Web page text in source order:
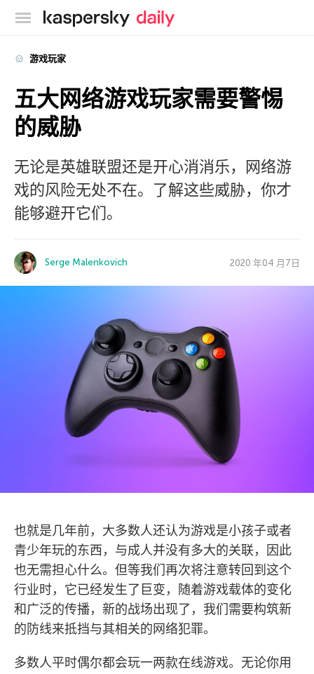
卡巴斯基官方博客
游戏玩家
五大网络游戏玩家需要警惕
的威胁
无论是英雄联盟还是开心消消乐，网络游
戏的风险无处不在。了解这些威胁，你才
能够避开它们。
Serge Malenkovich 2020 年04 月7日
也就是几年前，大多数人还认为游戏是小孩子或者
青少年玩的东西，与成人并没有多大的关联，因此
也无需担心什么。但等我们再次将注意转回到这个
行业时，它已经发生了巨变，随着游戏载体的变化
和广泛的传播，新的战场出现了，我们需要构筑新
的防线来抵挡与其相关的网络犯罪。
多数人平时偶尔都会玩一两款在线游戏。无论你用